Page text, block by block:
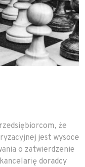
że
jest wysoce
o zatwierdzenie
doradcy